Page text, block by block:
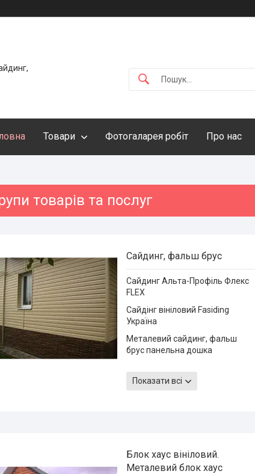
Товари Фотогаларея робіт Про нас
товарів та послуг
Сайдинг, фальш брус
Сайдинг Альта-Профіль Флекс
FLEX
Сайдінг вініловий Fasiding
Україна
Металевий сайдинг, фальш
брус панельна дошка
Профіль
Сайдинг вініловий Боришев
Показати всі
Блок хаус вініловий.
Металевий блок хаус